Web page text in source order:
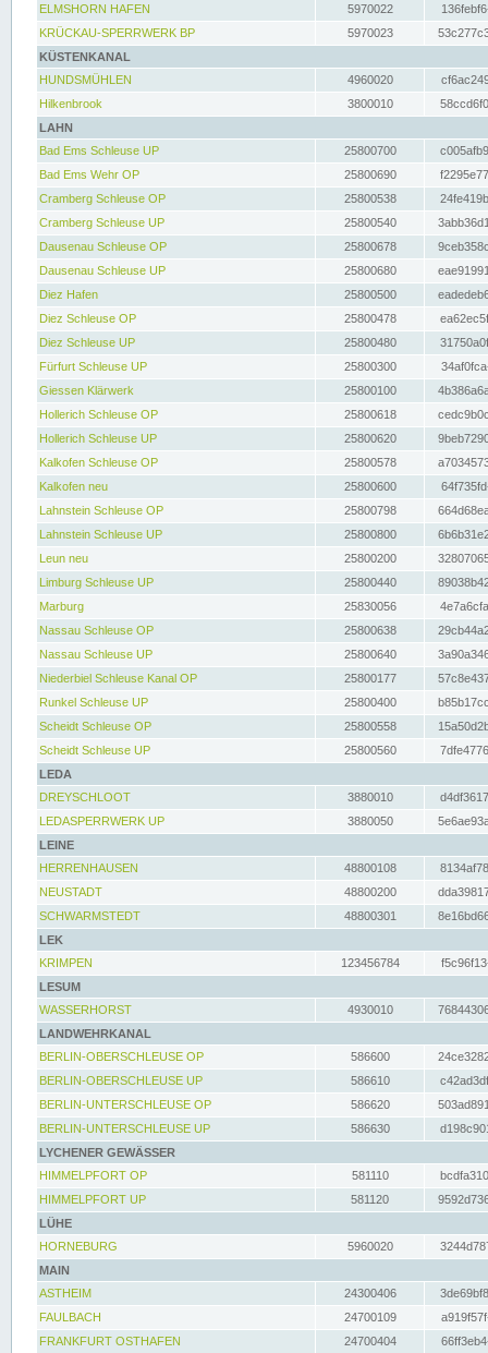
ELMSHORN HAFEN
5970022
KRÜCKAU-SPERRWERK BP
5970023
KÜSTENKANAL
HUNDSMÜHLEN
4960020
Hilkenbrook
3800010
LAHN
Bad Ems Schleuse UP
25800700
Bad Ems Wehr OP
25800690
Cramberg Schleuse OP
25800538
Cramberg Schleuse UP
25800540
Dausenau Schleuse OP
25800678
Dausenau Schleuse UP
25800680
Diez Hafen
25800500
Diez Schleuse OP
25800478
Diez Schleuse UP
25800480
Fürfurt Schleuse UP
25800300
Giessen Klärwerk
25800100
Hollerich Schleuse OP
25800618
Hollerich Schleuse UP
25800620
Kalkofen Schleuse OP
25800578
Kalkofen neu
25800600
Lahnstein Schleuse OP
25800798
Lahnstein Schleuse UP
25800800
Leun neu
25800200
Limburg Schleuse UP
25800440
Marburg
25830056
Nassau Schleuse OP
25800638
Nassau Schleuse UP
25800640
Niederbiel Schleuse Kanal OP
25800177
Runkel Schleuse UP
25800400
Scheidt Schleuse OP
25800558
Scheidt Schleuse UP
25800560
LEDA
DREYSCHLOOT
3880010
LEDASPERRWERK UP
3880050
LEINE
HERRENHAUSEN
48800108
NEUSTADT
48800200
SCHWARMSTEDT
48800301
LEK
KRIMPEN
123456784
LESUM
WASSERHORST
4930010
LANDWEHRKANAL
BERLIN-OBERSCHLEUSE OP
586600
BERLIN-OBERSCHLEUSE UP
586610
BERLIN-UNTERSCHLEUSE OP
586620
BERLIN-UNTERSCHLEUSE UP
586630
LYCHENER GEWÄSSER
HIMMELPFORT OP
581110
HIMMELPFORT UP
581120
LÜHE
HORNEBURG
5960020
MAIN
ASTHEIM
24300406
FAULBACH
24700109
FRANKFURT OSTHAFEN
24700404